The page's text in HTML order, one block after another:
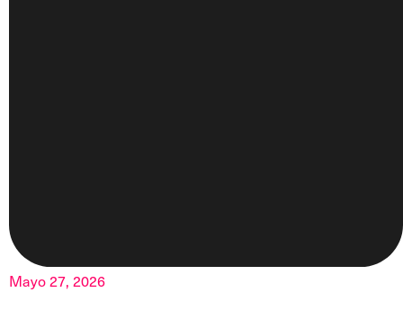
Mayo 27, 2026